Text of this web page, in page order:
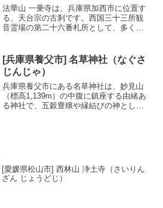
法華山 一乗寺は、兵庫県加西市に位置す
る、天台宗の古刹です。西国三十三所観
音霊場の第二十六番札所として、多くの
太子が開いたとも言われています。境内
で最も目を引くのが、国...
[兵庫県養父市] 名草神社（なぐさ
じんじゃ）
兵庫県養父市にある名草神社は、妙見山
（標高1,139m）の中腹に鎮座する由緒あ
る神社で、五穀豊穣や縁結びの神として
[愛媛県松山市] 西林山 浄土寺（さいりん
ざん じょうどじ）